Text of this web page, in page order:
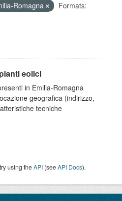
Romagna
Formats:
eolici
in Emilia-Romagna
geografica (indirizzo,
tecniche
using theAPI (seeAPI Docs).